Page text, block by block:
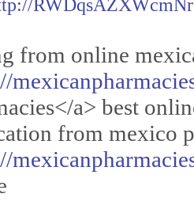
RWDqsAZXWcmNr
from online
a> best
from mexico